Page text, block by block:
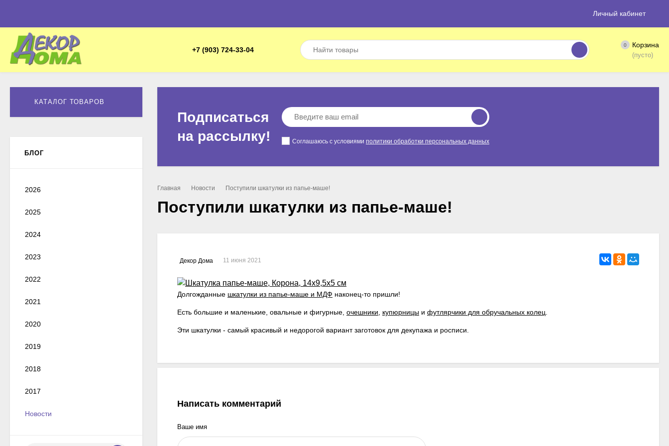
Личный кабинет
+7 (903) 724-33-04
0 Корзина
(пусто)
Подписаться
на рассылкy!
Соглашаюсь с условиями политики обработки персональных данных
Главная Новости Поступили шкатулки из папье-маше!
Поступили шкатулки из папье-маше!
Декор Дома 11 июня 2021
Долгожданные шкатулки из папье-маше и МДФ наконец-то пришли!
Есть большие и маленькие, овальные и фигурные, очешники купюрницы и футлярчики для обручальных колец
Эти шкатулки - самый красивый и недорогой вариант заготовок для декупажа и росписи.
Написать комментарий
Ваше имя
КАТАЛОГ ТОВАРОВ
БЛОГ
2026
2025
2024
2023
2022
2021
2020
2019
2018
2017
Новости